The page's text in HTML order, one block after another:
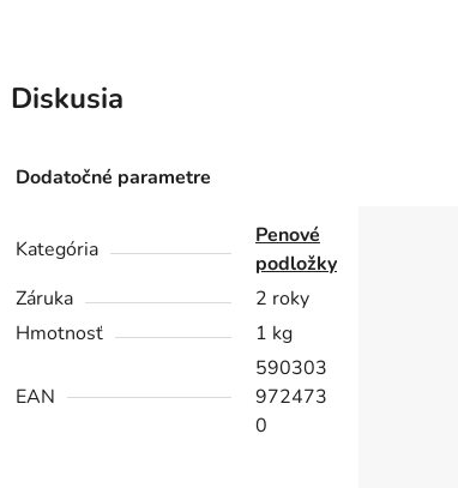
Diskusia
Dodatočné parametre
Kategória
Penové
podložky
Záruka
2 roky
Hmotnosť
1 kg
EAN
590303
972473
0